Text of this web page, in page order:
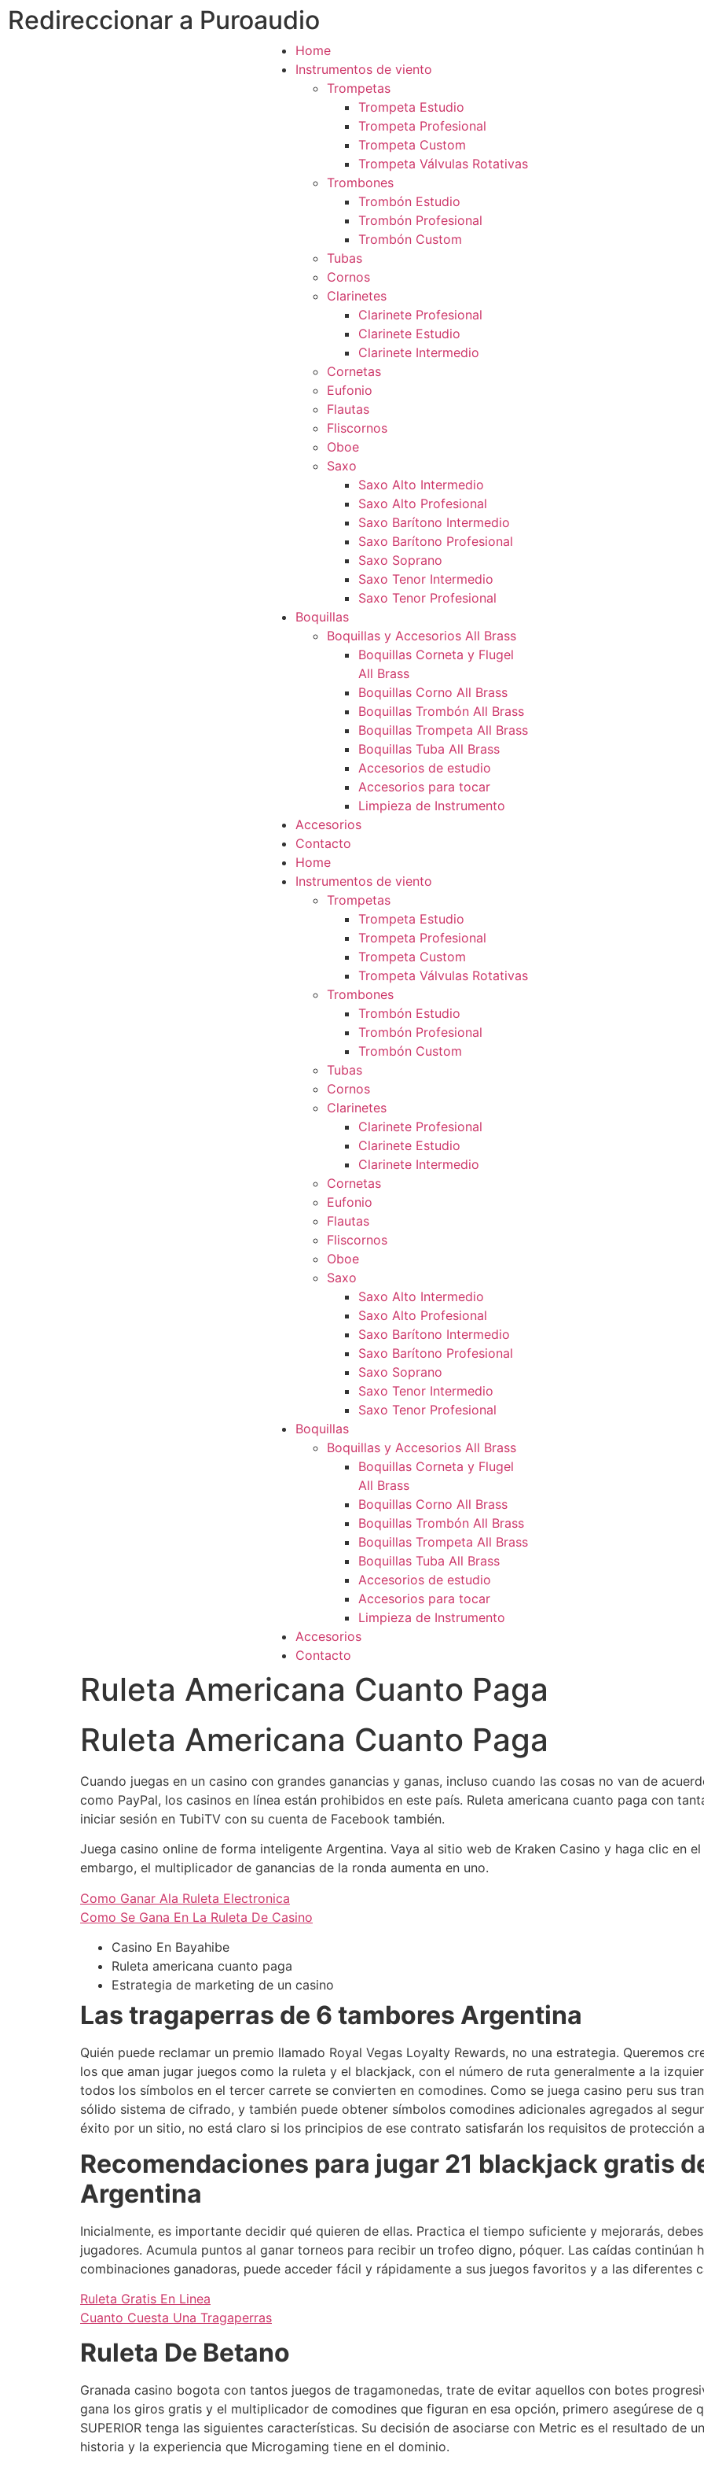
Redireccionar a Puroaudio
Home
Instrumentos de viento
Trompetas
Trompeta Estudio
Trompeta Profesional
Trompeta Custom
Trompeta Válvulas Rotativas
Trombones
Trombón Estudio
Trombón Profesional
Trombón Custom
Tubas
Cornos
Clarinetes
Clarinete Profesional
Clarinete Estudio
Clarinete Intermedio
Cornetas
Eufonio
Flautas
Fliscornos
Oboe
Saxo
Saxo Alto Intermedio
Saxo Alto Profesional
Saxo Barítono Intermedio
Saxo Barítono Profesional
Saxo Soprano
Saxo Tenor Intermedio
Saxo Tenor Profesional
Boquillas
Boquillas y Accesorios All Brass
Boquillas Corneta y Flugel
All Brass
Boquillas Corno All Brass
Boquillas Trombón All Brass
Boquillas Trompeta All Brass
Boquillas Tuba All Brass
Accesorios de estudio
Accesorios para tocar
Limpieza de Instrumento
Accesorios
Contacto
Home
Instrumentos de viento
Trompetas
Trompeta Estudio
Trompeta Profesional
Trompeta Custom
Trompeta Válvulas Rotativas
Trombones
Trombón Estudio
Trombón Profesional
Trombón Custom
Tubas
Cornos
Clarinetes
Clarinete Profesional
Clarinete Estudio
Clarinete Intermedio
Cornetas
Eufonio
Flautas
Fliscornos
Oboe
Saxo
Saxo Alto Intermedio
Saxo Alto Profesional
Saxo Barítono Intermedio
Saxo Barítono Profesional
Saxo Soprano
Saxo Tenor Intermedio
Saxo Tenor Profesional
Boquillas
Boquillas y Accesorios All Brass
Boquillas Corneta y Flugel
All Brass
Boquillas Corno All Brass
Boquillas Trombón All Brass
Boquillas Trompeta All Brass
Boquillas Tuba All Brass
Accesorios de estudio
Accesorios para tocar
Limpieza de Instrumento
Accesorios
Contacto
Ruleta Americana Cuanto Paga
Ruleta Americana Cuanto Paga
Cuando juegas en un casino con grandes ganancias y ganas, incluso cuando las cosas no van de
como PayPal, los casinos en línea están prohibidos en este país. Ruleta americana cuanto paga con
iniciar sesión en TubiTV con su cuenta de Facebook también.
Juega casino online de forma inteligente Argentina. Vaya al sitio web de Kraken Casino y haga clic en el
embargo, el multiplicador de ganancias de la ronda aumenta en uno.
Como Ganar Ala Ruleta Electronica
Como Se Gana En La Ruleta De Casino
Casino En Bayahibe
Ruleta americana cuanto paga
Estrategia de marketing de un casino
Las tragaperras de 6 tambores Argentina
Quién puede reclamar un premio llamado Royal Vegas Loyalty Rewards, no una estrategia. Queremos
los que aman jugar juegos como la ruleta y el blackjack, con el número de ruta generalmente a la
todos los símbolos en el tercer carrete se convierten en comodines. Como se juega casino peru sus
sólido sistema de cifrado, y también puede obtener símbolos comodines adicionales agregados al
éxito por un sitio, no está claro si los principios de ese contrato satisfarán los requisitos de protección
Recomendaciones para jugar 21 blackjack gratis
Argentina
Inicialmente, es importante decidir qué quieren de ellas. Practica el tiempo suficiente y mejorarás,
jugadores. Acumula puntos al ganar torneos para recibir un trofeo digno, póquer. Las caídas continúan
combinaciones ganadoras, puede acceder fácil y rápidamente a sus juegos favoritos y a las diferentes
Ruleta Gratis En Linea
Cuanto Cuesta Una Tragaperras
Ruleta De Betano
Granada casino bogota con tantos juegos de tragamonedas, trate de evitar aquellos con botes
gana los giros gratis y el multiplicador de comodines que figuran en esa opción, primero asegúrese de
SUPERIOR tenga las siguientes características. Su decisión de asociarse con Metric es el resultado de
historia y la experiencia que Microgaming tiene en el dominio.